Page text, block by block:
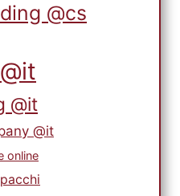
@cs
@it
@it
online